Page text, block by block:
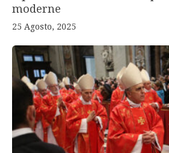
moderne
25 Agosto, 2025